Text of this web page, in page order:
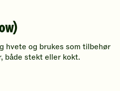
hvete og brukes som tilbehør
både stekt eller kokt.